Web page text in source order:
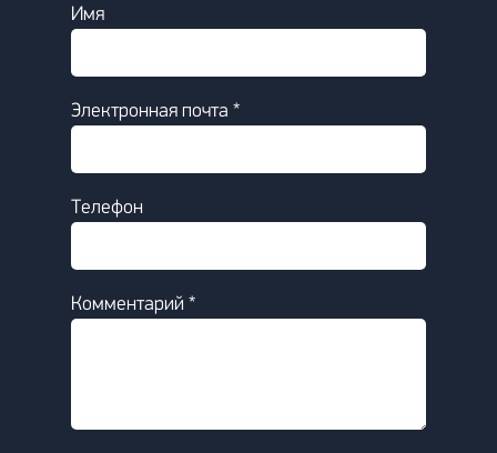
Имя
Электронная почта *
Телефон
Комментарий *